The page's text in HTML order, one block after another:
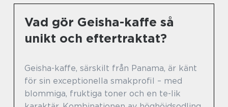
Vad gör Geisha-kaffe så
unikt och eftertraktat?
Geisha-kaffe, särskilt från Panama, är känt
för sin exceptionella smakprofil – med
blommiga, fruktiga toner och en te-lik